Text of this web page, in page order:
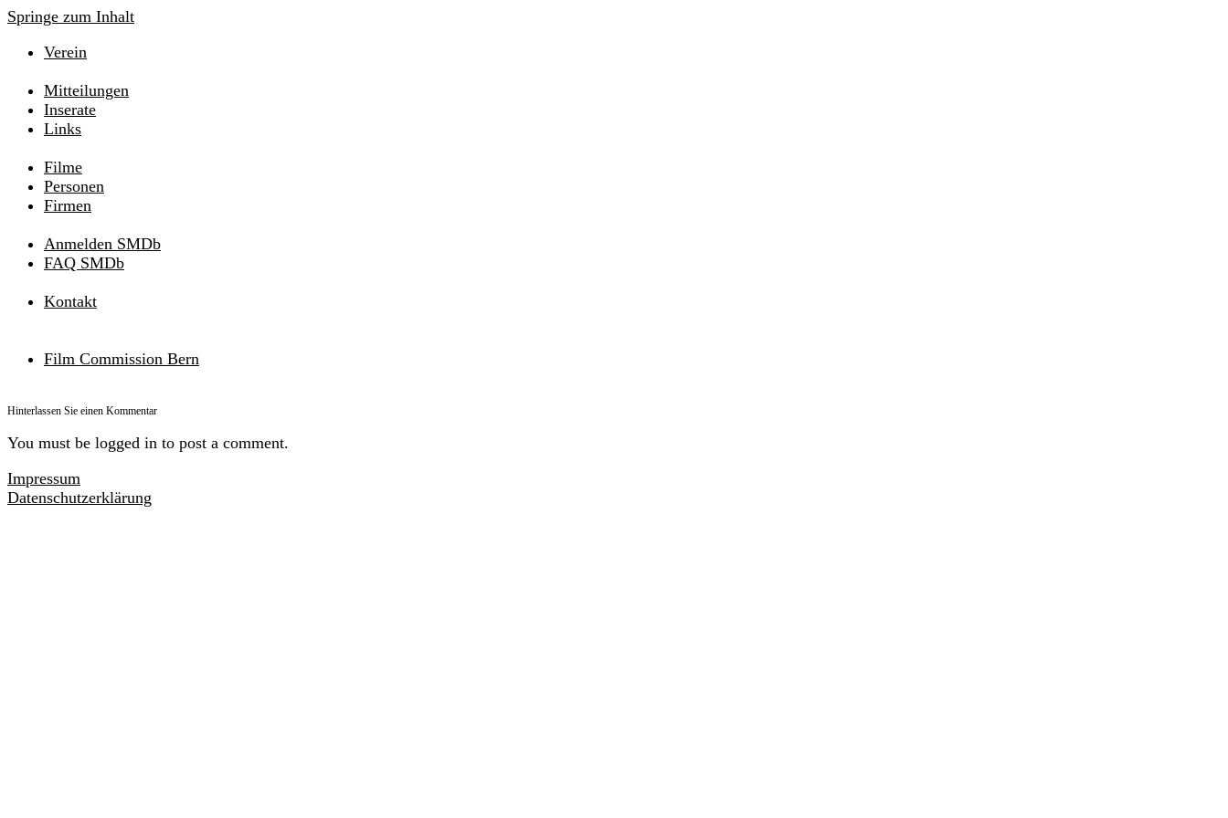
Springe zum Inhalt
Verein
Mitteilungen
Inserate
Links
Filme
Personen
Firmen
Anmelden SMDb
FAQ SMDb
Kontakt
Film Commission Bern
Hinterlassen Sie einen Kommentar
You must be logged in to post a comment.
Impressum
Datenschutzerklärung